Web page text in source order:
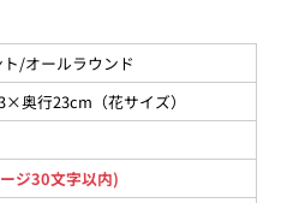
/オールラウンド
奥行23cm（花サイズ）
ジ30文字以内)